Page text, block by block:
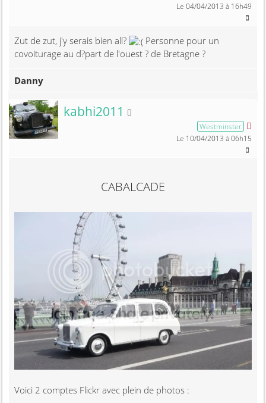
Le 04/04/2013 à 16h49
Zut de zut, j'y serais bien all?
Personne pour un
covoiturage au d?part de l'ouest ? de Bretagne ?
Danny
kabhi2011 Membre non connecté
Westminster
Le 10/04/2013 à 06h15
CABALCADE
Voici 2 comptes Flickr avec plein de photos :